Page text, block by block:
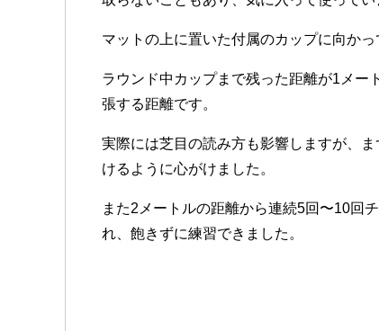
マットの上に置いた付属のカップに向か
ラウンド中カップまで残った距離が1メー
張する距離です。
実際には芝目の読み方も影響しますが、
けるように心がけました。
また2メートルの距離から連続5回〜10回
れ、飽きずに練習できました。